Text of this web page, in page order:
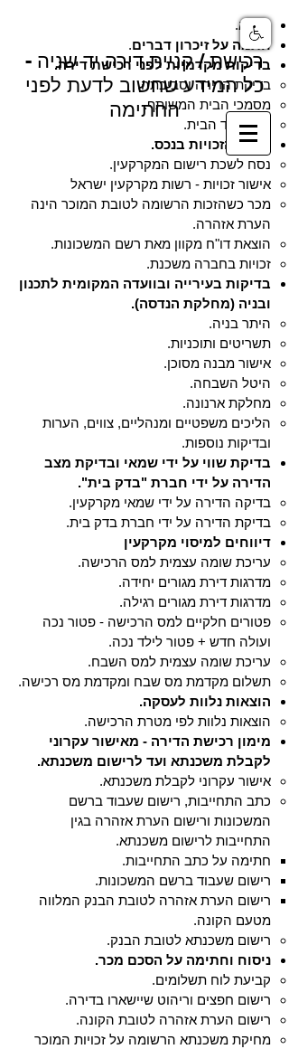
רכישת / קניית דירה יד שניה -
כל המידע שחשוב לדעת לפני
החתימה
מבוא.
חתמה על זיכרון דברים.
בדיקות מקדמיות לפני רכישת דירה.
בדיקת הדירה וסביבתה.
מסמכי הבית המשותף.
ספרי ועד הבית.
בירור הזכויות בנכס.
נסח לשכת רישום המקרקעין.​
אישור זכויות - רשות מקרקעין ישראל
מכר כשהזכות הרשומה לטובת המוכר הינה
הערת אזהרה.
הוצאת דו"ח מקוון מאת רשם המשכונות.
זכויות בחברה משכנת.
בדיקות בעירייה ובוועדה המקומית לתכנון
ובניה (מחלקת הנדסה).
היתר בניה.​
תשריטים ותוכניות.
אישור מבנה מסוכן.
היטל השבחה.
מחלקת ארנונה.
הליכים משפטיים ומנהליים, צווים, הערות
ובדיקות נוספות.
בדיקת שווי על ידי שמאי ובדיקת מצב
הדירה על ידי חברת "בדק בית".
בדיקה הדירה על ידי שמאי מקרקעין.​
בדיקת הדירה על ידי חברת בדק בית.
דיווחים למיסוי מקרקעין
עריכת שומה עצמית למס הרכישה.
מדרגות דירת מגורים יחידה.​
מדרגות דירת מגורים רגילה.
פטורים חלקיים למס הרכישה - פטור נכה
ועולה חדש + פטור לילד נכה.
עריכת שומה עצמית למס השבח.
תשלום מקדמת מס שבח ומקדמת מס רכישה.
הוצאות נלוות לעסקה.
הוצאות נלוות לפי מטרת הרכישה.​
מימון רכישת הדירה - מאישור עקרוני
לקבלת משכנתא ועד לרישום משכנתא.
אישור עקרוני לקבלת משכנתא.​
כתב התחייבות, רישום שעבוד ברשם
המשכונות ורישום הערת אזהרה בגין
התחייבות לרישום משכנתא.
חתימה על כתב התחייבות.​
רישום שעבוד ברשם המשכונות.
רישום הערת אזהרה לטובת הבנק המלווה
מטעם הקונה.
רישום משכנתא לטובת הבנק.
ניסוח וחתימה על הסכם מכר.
קביעת לוח תשלומים.
רישום חפצים וריהוט שיישארו בדירה.
רישום הערת אזהרה לטובת הקונה.
מחיקת משכנתא הרשומה על זכויות המוכר